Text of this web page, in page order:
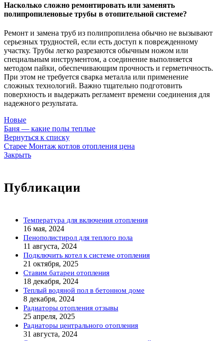
Насколько сложно ремонтировать или заменять
полипропиленовые трубы в отопительной системе?
Ремонт и замена труб из полипропилена обычно не вызывают
серьезных трудностей, если есть доступ к поврежденному
участку. Трубы легко разрезаются обычным ножом или
специальным инструментом, а соединение выполняется
методом пайки, обеспечивающим прочность и герметичность.
При этом не требуется сварка металла или применение
сложных технологий. Важно тщательно подготовить
поверхность и выдержать регламент времени соединения для
надежного результата.
Новые
Баня — какие полы теплые
Вернуться к списку
Старее Монтаж котлов отопления цена
Закрыть
Публикации
Температура для включения отопления
16 мая, 2024
Пенополистирол для теплого пола
11 августа, 2024
Подключить котел к системе отопления
21 октября, 2025
Ставим батареи отопления
18 декабря, 2024
Теплый водяной пол в бетонном доме
8 декабря, 2024
Радиаторы отопления отзывы
25 апреля, 2025
Радиаторы центрального отопления
31 августа, 2024